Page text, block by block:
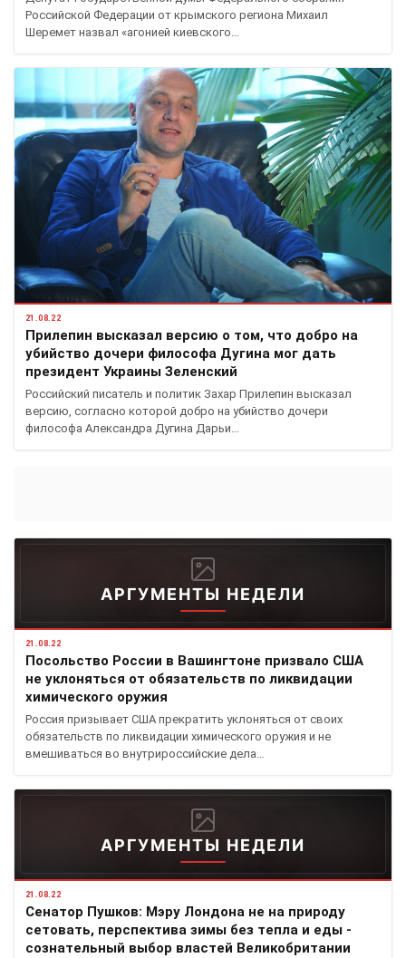
Российской Федерации от крымского региона Михаил
Шеремет назвал «агонией киевского…
21.08.22
Прилепин высказал версию о том, что добро на
убийство дочери философа Дугина мог дать
президент Украины Зеленский
Российский писатель и политик Захар Прилепин высказал
версию, согласно которой добро на убийство дочери
философа Александра Дугина Дарьи…
АРГУМЕНТЫ НЕДЕЛИ
21.08.22
Посольство России в Вашингтоне призвало США
не уклоняться от обязательств по ликвидации
химического оружия
Россия призывает США прекратить уклоняться от своих
обязательств по ликвидации химического оружия и не
вмешиваться во внутрироссийские дела…
АРГУМЕНТЫ НЕДЕЛИ
21.08.22
Сенатор Пушков: Мэру Лондона не на природу
сетовать, перспектива зимы без тепла и еды -
сознательный выбор властей Великобритании